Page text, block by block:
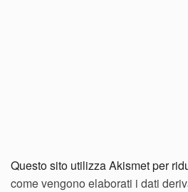
Questo sito utilizza Akismet per
come vengono elaborati i dati